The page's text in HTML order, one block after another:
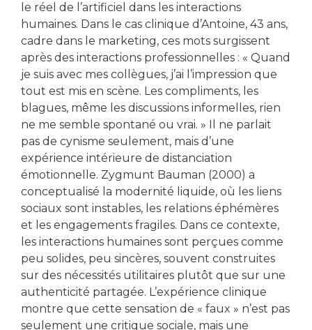
le réel de l’artificiel dans les interactions
humaines. Dans le cas clinique d’Antoine, 43 ans,
cadre dans le marketing, ces mots surgissent
après des interactions professionnelles : « Quand
je suis avec mes collègues, j’ai l’impression que
tout est mis en scène. Les compliments, les
blagues, même les discussions informelles, rien
ne me semble spontané ou vrai. » Il ne parlait
pas de cynisme seulement, mais d’une
expérience intérieure de distanciation
émotionnelle. Zygmunt Bauman (2000) a
conceptualisé la modernité liquide, où les liens
sociaux sont instables, les relations éphémères
et les engagements fragiles. Dans ce contexte,
les interactions humaines sont perçues comme
peu solides, peu sincères, souvent construites
sur des nécessités utilitaires plutôt que sur une
authenticité partagée. L’expérience clinique
montre que cette sensation de « faux » n’est pas
seulement une critique sociale, mais une